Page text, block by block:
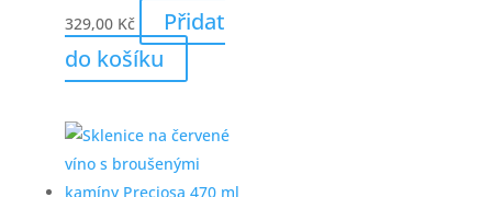
329,00 Kč
Přidat
do košíku